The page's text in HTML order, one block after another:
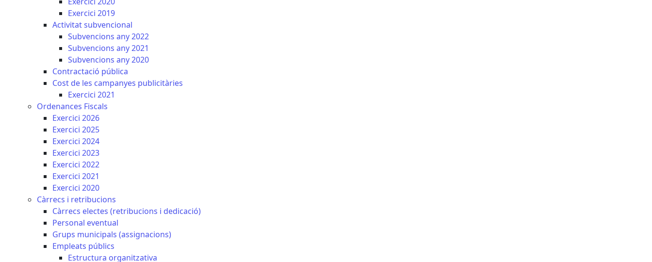
Exercici 2019
Activitat subvencional
Subvencions any 2022
Subvencions any 2021
Subvencions any 2020
Contractació pública
Cost de les campanyes publicitàries
Exercici 2021
Ordenances Fiscals
Exercici 2026
Exercici 2025
Exercici 2024
Exercici 2023
Exercici 2022
Exercici 2021
Exercici 2020
Càrrecs i retribucions
Càrrecs electes (retribucions i dedicació)
Personal eventual
Grups municipals (assignacions)
Empleats públics
Estructura organitzativa